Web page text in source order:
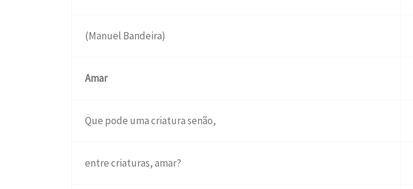
(Manuel Bandeira)
Amar
Que pode uma criatura senão,
entre criaturas, amar?